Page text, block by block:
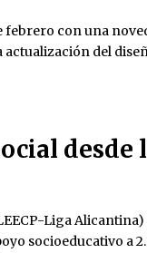
febrero con una
del
desde
Liga
socioeducativo a